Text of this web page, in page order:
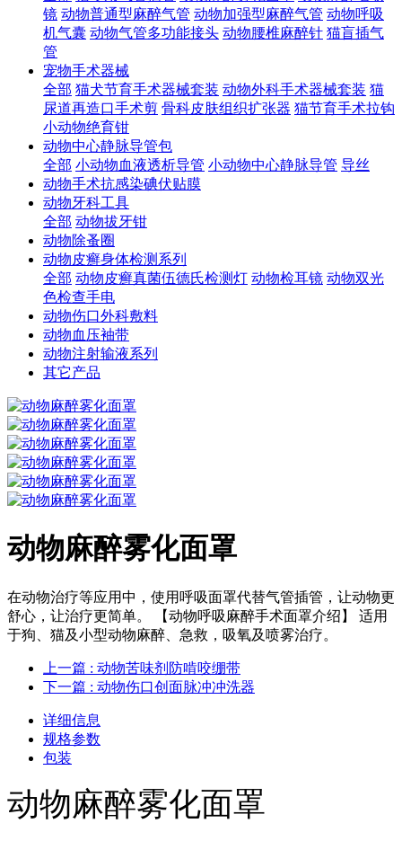
镜 动物普通型麻醉气管 动物加强型麻醉气管 动物呼吸
机气囊 动物气管多功能接头 动物腰椎麻醉针 猫盲插气
管
宠物手术器械
全部 猫犬节育手术器械套装 动物外科手术器械套装 猫
尿道再造口手术剪 骨科皮肤组织扩张器 猫节育手术拉钩
小动物绝育钳
动物中心静脉导管包
全部 小动物血液透析导管 小动物中心静脉导管 导丝
动物手术抗感染碘伏贴膜
动物牙科工具
全部 动物拔牙钳
动物除蚤圈
动物皮癣身体检测系列
全部 动物皮癣真菌伍德氏检测灯 动物检耳镜 动物双光
色检查手电
动物伤口外科敷料
动物血压袖带
动物注射输液系列
其它产品
动物麻醉雾化面罩
在动物治疗等应用中，使用呼吸面罩代替气管插管，让动物更
舒心，让治疗更简单。 【动物呼吸麻醉手术面罩介绍】 适用
于狗、猫及小型动物麻醉、急救，吸氧及喷雾治疗。
上一篇 : 动物苦味剂防啃咬绷带
下一篇 : 动物伤口创面脉冲冲洗器
详细信息
规格参数
包装
动物麻醉雾化面罩